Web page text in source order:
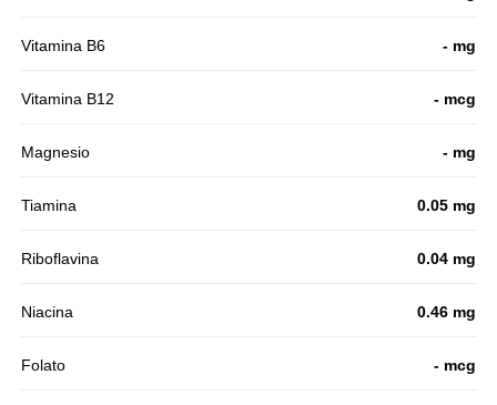
Vitamina B6 - mg
Vitamina B12 - mcg
Magnesio - mg
Tiamina 0.05 mg
Riboflavina 0.04 mg
Niacina 0.46 mg
Folato - mcg